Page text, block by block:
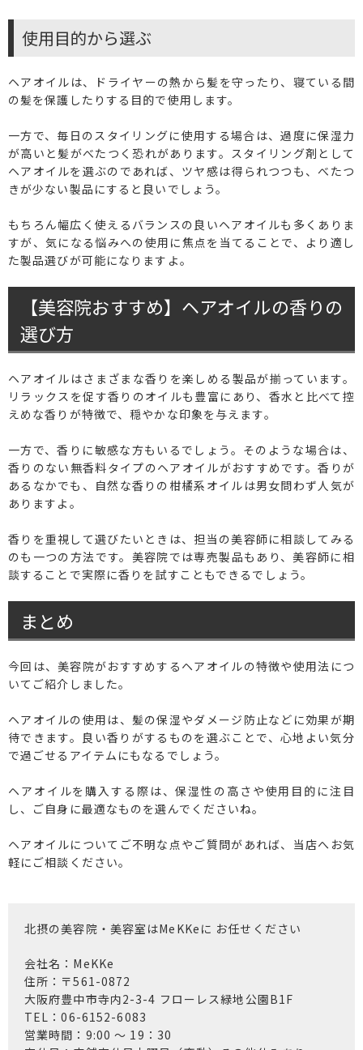
使用目的から選ぶ
ヘアオイルは、ドライヤーの熱から髪を守ったり、寝ている間
の髪を保護したりする目的で使用します。
一方で、毎日のスタイリングに使用する場合は、過度に保湿力
が高いと髪がべたつく恐れがあります。スタイリング剤として
ヘアオイルを選ぶのであれば、ツヤ感は得られつつも、べたつ
きが少ない製品にすると良いでしょう。
もちろん幅広く使えるバランスの良いヘアオイルも多くありま
すが、気になる悩みへの使用に焦点を当てることで、より適し
た製品選びが可能になりますよ。
【美容院おすすめ】ヘアオイルの香りの
選び方
ヘアオイルはさまざまな香りを楽しめる製品が揃っています。
リラックスを促す香りのオイルも豊富にあり、香水と比べて控
えめな香りが特徴で、穏やかな印象を与えます。
一方で、香りに敏感な方もいるでしょう。そのような場合は、
香りのない無香料タイプのヘアオイルがおすすめです。香りが
あるなかでも、自然な香りの柑橘系オイルは男女問わず人気が
ありますよ。
香りを重視して選びたいときは、担当の美容師に相談してみる
のも一つの方法です。美容院では専売製品もあり、美容師に相
談することで実際に香りを試すこともできるでしょう。
まとめ
今回は、美容院がおすすめするヘアオイルの特徴や使用法につ
いてご紹介しました。
ヘアオイルの使用は、髪の保湿やダメージ防止などに効果が期
待できます。良い香りがするものを選ぶことで、心地よい気分
で過ごせるアイテムにもなるでしょう。
ヘアオイルを購入する際は、保湿性の高さや使用目的に注目
し、ご自身に最適なものを選んでくださいね。
ヘアオイルについてご不明な点やご質問があれば、当店へお気
軽にご相談ください。
北摂の美容院・美容室はMeKKeに お任せください
会社名：MeKKe
住所：〒561-0872
大阪府豊中市寺内2-3-4 フローレス緑地公園B1F
TEL：06-6152-6083
営業時間：9:00 〜 19：30